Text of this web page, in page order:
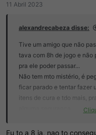
11 Abril 2023
alexandrecabeza disse:
Tive um amigo que não
tava com 8h de jogo e não
pra ele poder passar...
Não tem mto mistério, é
ficar parado e tentar fazer
itens de cura e tdo mais,
enjoado...rsrsrs
Eu to a 8 ja, nao to